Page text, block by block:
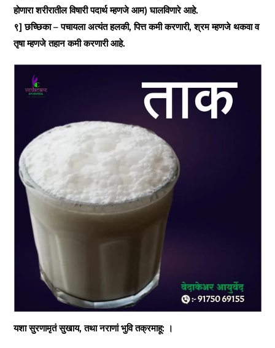
होणारा शरीरातील विषारी पदार्थ म्हणजे आम) घालविणारे आहे.
९] छच्छिका – पचायला अत्यंत हलकी, पित्त कमी करणारी, श्रम म्हणजे थकवा व
तृषा म्हणजे तहान कमी करणारी आहे.
यशा सुरणामृतं सुखाय, तथा नराणां भुवि तक्रमाहू: ।